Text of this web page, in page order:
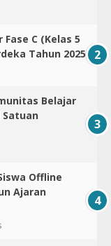
Fase C (Kelas 5
Tahun 2025
Belajar
Offline
Ajaran